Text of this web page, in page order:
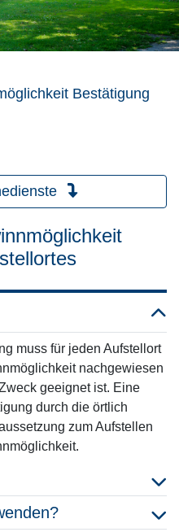
Bestätigung
muss für jeden Aufstellort
nachgewiesen
geeignet ist. Eine
durch die örtlich
zum Aufstellen